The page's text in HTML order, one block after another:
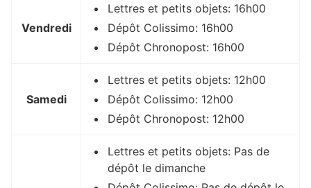
Vendredi
Lettres et petits objets: 16h00
Dépôt Colissimo: 16h00
Dépôt Chronopost: 16h00
Samedi
Lettres et petits objets: 12h00
Dépôt Colissimo: 12h00
Dépôt Chronopost: 12h00
Lettres et petits objets: Pas de
dépôt le dimanche